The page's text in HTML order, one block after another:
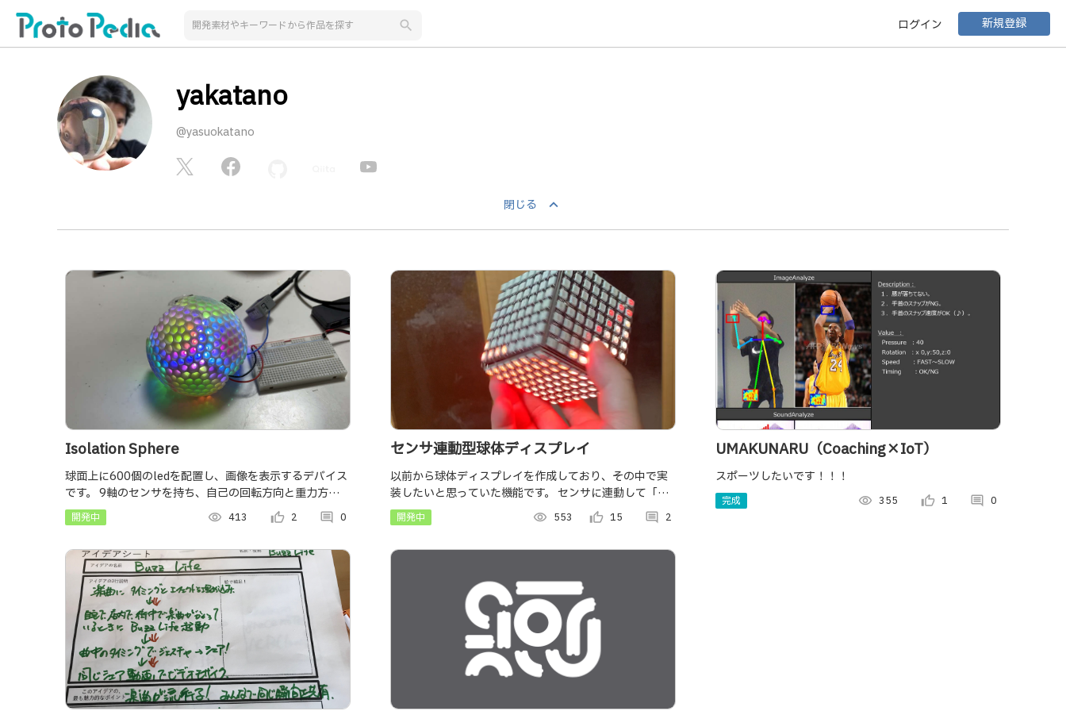
search ログイン 新規登録
yakatano
@yasuokatano
閉じる keyboard_arrow_up
Isolation Sphere
球面上に600個のledを配置し、画像を表示するデバイス
です。 9軸のセンサを持ち、自己の回転方向と重力方向を
計算しながら常に同じ向きに映像を提示する装置です。
開発中 visibility 413 thumb_up_alt 2 comment 0
センサ連動型球体ディスプレイ
以前から球体ディスプレイを作成しており、その中で実
装したいと思っていた機能です。 センサに連動して「起
き上がり小法師」のように球体を回転させてもいつも同
じ向きに画像が表示されるデバイスを作りました。
開発中 visibility 553 thumb_up_alt 15 comment 2
UMAKUNARU（Coaching×IoT）
スポーツしたいです！！！
完成 visibility 355 thumb_up_alt 1 comment 0